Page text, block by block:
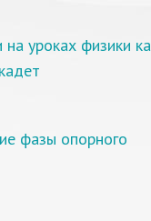
уроках физики
фазы опорного